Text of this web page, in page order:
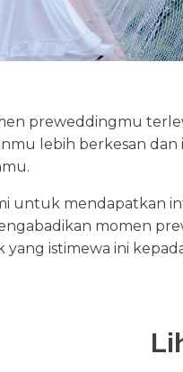
preweddingmu
lebih berkesan
untuk mendapatkan
momen
istimewa ini